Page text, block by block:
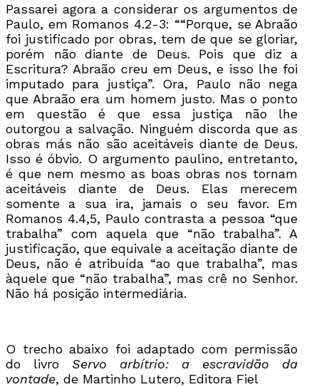
Passarei agora a considerar os argumentos de
Paulo, em Romanos 4.2-3: ““Porque, se Abraão
foi justificado por obras, tem de que se gloriar,
porém não diante de Deus. Pois que diz a
Escritura? Abraão creu em Deus, e isso lhe foi
imputado para justiça”. Ora, Paulo não nega
que Abraão era um homem justo. Mas o ponto
em questão é que essa justiça não lhe
outorgou a salvação. Ninguém discorda que as
obras más não são aceitáveis diante de Deus.
Isso é óbvio. O argumento paulino, entretanto,
é que nem mesmo as boas obras nos tornam
aceitáveis diante de Deus. Elas merecem
somente a sua ira, jamais o seu favor. Em
Romanos 4.4,5, Paulo contrasta a pessoa “que
trabalha” com aquela que “não trabalha”. A
justificação, que equivale a aceitação diante de
Deus, não é atribuída “ao que trabalha”, mas
àquele que “não trabalha”, mas crê no Senhor.
Não há posição intermediária.
O trecho abaixo foi adaptado com permissão
do livroServo arbítrio: a escravidão da
vontade, de Martinho Lutero, Editora Fiel